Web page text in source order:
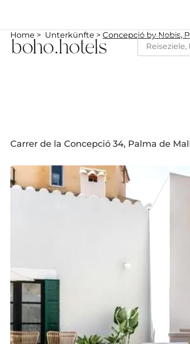
Home Unterkünfte Concepció by Nobis,
Carrer de la Concepció 34, Palma de